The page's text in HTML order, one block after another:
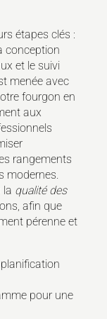
étapes clés :
conception
et le suivi
menée avec
fourgon en
aux
rangements
modernes.
la qualité des
afin que
pérenne et
pour une